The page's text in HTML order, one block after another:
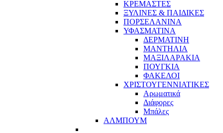
ΚΡΕΜΑΣΤΕΣ
ΞΥΛΙΝΕΣ & ΠΑΙΔΙΚΕΣ
ΠΟΡΣΕΛΑΝΙΝΑ
ΥΦΑΣΜΑΤΙΝA
ΔΕΡΜΑΤΙΝΗ
ΜΑΝΤΗΛΙΑ
ΜΑΞΙΛΑΡΑΚΙΑ
ΠΟΥΓΚΙΑ
ΦΑΚΕΛΟΙ
ΧΡΙΣΤΟΥΓΕΝΝΙΑΤΙΚΕΣ
Αρωματικά
Διάφορες
Μπάλες
ΑΛΜΠΟΥΜ